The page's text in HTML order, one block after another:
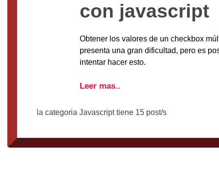
con javascript
Obtener los valores de un checkbox
presenta una gran dificultad, pero es
intentar hacer esto.
Leer mas..
la categoria Javascript tiene 15 post/s